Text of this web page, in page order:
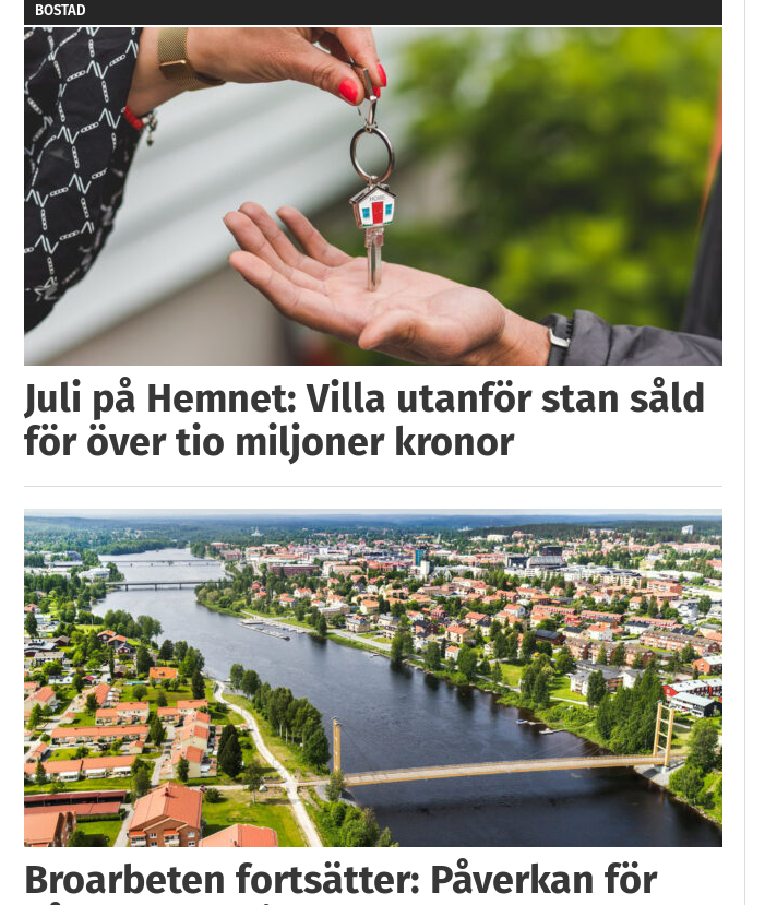
BOSTAD
Juli på Hemnet: Villa utanför stan såld
för över tio miljoner kronor
Broarbeten fortsätter: Påverkan för